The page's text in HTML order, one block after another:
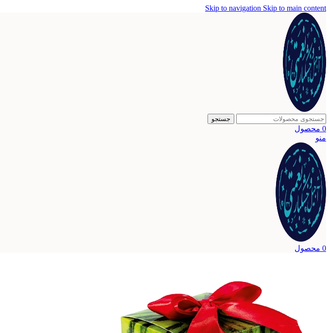
Skip to navigation Skip to main content
جستجو
0 محصول
منو
0 محصول